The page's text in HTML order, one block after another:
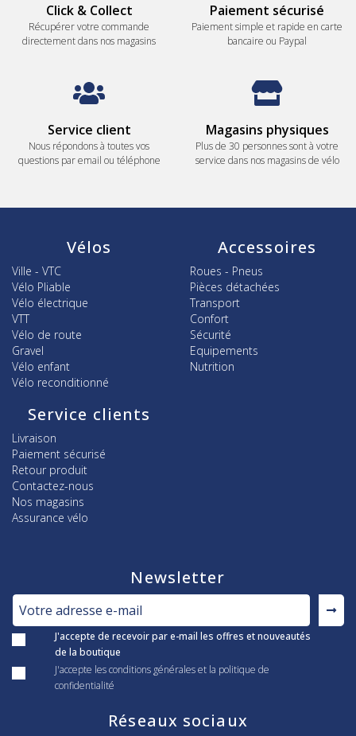
Click & Collect
Récupérer votre commande
directement dans nos magasins
Paiement sécurisé
Paiement simple et rapide en carte
bancaire ou Paypal
Service client
Nous répondons à toutes vos
questions par email ou téléphone
Magasins physiques
Plus de 30 personnes sont à votre
service dans nos magasins de vélo
Vélos
Ville - VTC
Vélo Pliable
Vélo électrique
VTT
Vélo de route
Gravel
Vélo enfant
Vélo reconditionné
Accessoires
Roues - Pneus
Pièces détachées
Transport
Confort
Sécurité
Equipements
Nutrition
Service clients
Livraison
Paiement sécurisé
Retour produit
Contactez-nous
Nos magasins
Assurance vélo
Newsletter
J'accepte de recevoir par e-mail les offres et nouveautés
de la boutique
J'accepte les conditions générales et la politique de
confidentialité
Réseaux sociaux